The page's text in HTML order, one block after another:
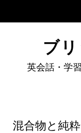
ブ
英会話・学
混合物と純